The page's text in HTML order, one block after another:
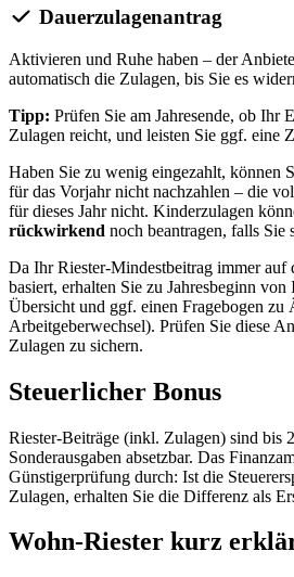
Dauerzulagenantrag
Aktivieren und Ruhe haben – der
automatisch die Zulagen, bis Sie es
Tipp: Prüfen Sie am Jahresende, ob Ihr
Zulagen reicht, und leisten Sie ggf. eine
Haben Sie zu wenig eingezahlt, können
für das Vorjahr nicht nachzahlen – die
für dieses Jahr nicht. Kinderzulagen
rückwirkend noch beantragen, falls Sie
Da Ihr Riester-Mindestbeitrag immer auf
basiert, erhalten Sie zu Jahresbeginn
Übersicht und ggf. einen Fragebogen
Arbeitgeberwechsel). Prüfen Sie diese
Zulagen zu sichern.
Steuerlicher Bonus
Riester-Beiträge (inkl. Zulagen) sind bis
Sonderausgaben absetzbar. Das
Günstigerprüfung durch: Ist die
Zulagen, erhalten Sie die Differenz als
Wohn-Riester kurz